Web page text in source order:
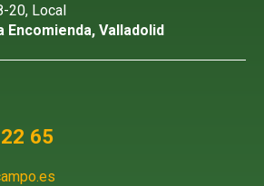
20, Local
Encomienda, Valladolid
65